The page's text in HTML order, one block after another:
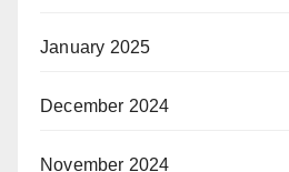
January 2025
December 2024
November 2024